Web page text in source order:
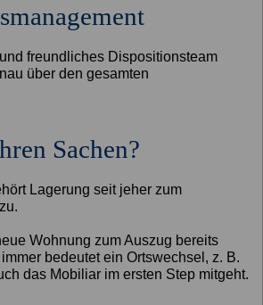
freundliches Dispositionsteam
über den gesamten
Sachen?
Lagerung seit jeher zum
Wohnung zum Auszug bereits
bedeutet ein Ortswechsel, z. B.
das Mobiliar im ersten Step mitgeht.